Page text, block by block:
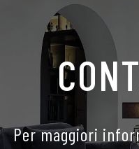
Per maggiori